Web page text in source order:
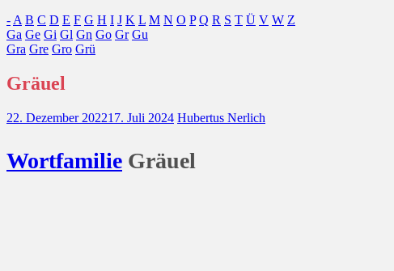
- A B C D E F G H I J K L M N O P Q R S T Ü V W Z
Ga Ge Gi Gl Gn Go Gr Gu
Gra Gre Gro Grü
Gräuel
22. Dezember 202217. Juli 2024 Hubertus Nerlich
Wortfamilie Gräuel